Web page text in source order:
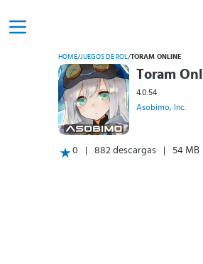
HOME/JUEGOS DE ROL/TORAM ONLINE
Toram
4.0.54
Asobimo, Inc.
0 882 descargas 54 MB